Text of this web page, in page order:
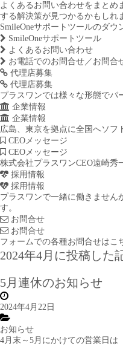
よくあるお問い合わせをまとめ
する解決策が見つかるかもしれ
SmileOneサポートツールのダウ
SmileOneサポートツール
よくあるお問い合わせ
お電話でのお問合せ／お問合
代理店募集
代理店募集
プラスワンでは様々な形態でパ
企業情報
企業情報
広島、東京を拠点に全国へソフ
CEOメッセージ
CEOメッセージ
株式会社プラスワンCEO遠崎秀
採用情報
採用情報
プラスワンで一緒に働きません
す。
お問合せ
お問合せ
フォームでの各種お問合せはこ
2024年4月に投稿した
5月連休のお知らせ
2024年4月22日
お知らせ
4月末～5月にかけての営業日は